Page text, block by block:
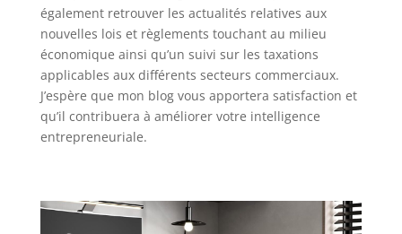
également retrouver les actualités relatives aux
nouvelles lois et règlements touchant au milieu
économique ainsi qu’un suivi sur les taxations
applicables aux différents secteurs commerciaux.
J’espère que mon blog vous apportera satisfaction et
qu’il contribuera à améliorer votre intelligence
entrepreneuriale.